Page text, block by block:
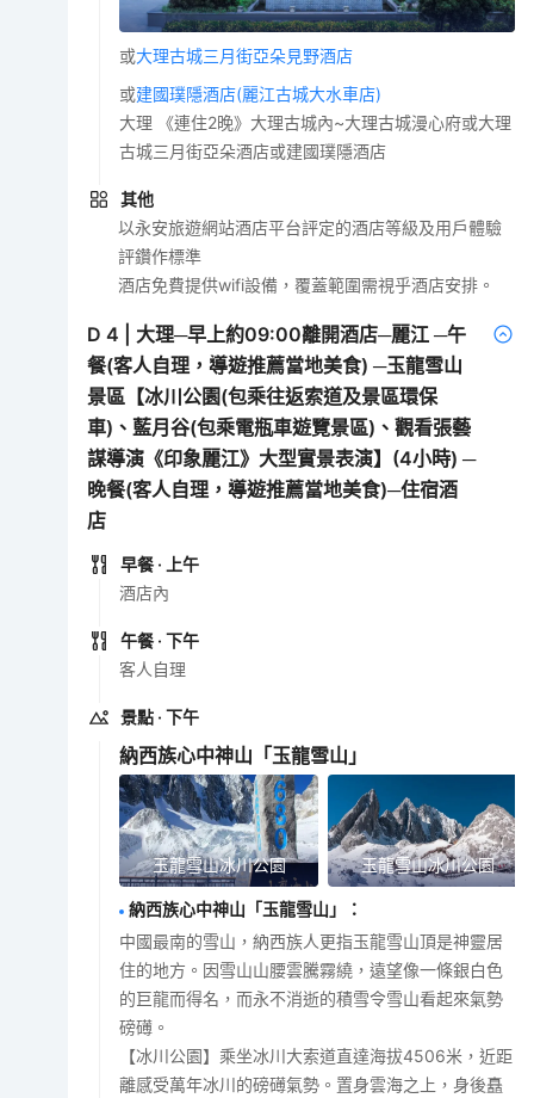
或大理古城三月街亞朵見野酒店
或建國璞隱酒店(麗江古城大水車店)
大理 《連住2晚》大理古城內~大理古城漫心府或大理
古城三月街亞朵酒店或建國璞隱酒店
其他
以永安旅遊網站酒店平台評定的酒店等級及用戶體驗
評鑽作標準
酒店免費提供wifi設備，覆蓋範圍需視乎酒店安排。
D4
大理─早上約09:00離開酒店─麗江 ─午
餐(客人自理，導遊推薦當地美食) ─玉龍雪山
景區【冰川公園(包乘往返索道及景區環保
車)、藍月谷(包乘電瓶車遊覽景區)、觀看張藝
謀導演《印象麗江》大型實景表演】(4小時) ─
晚餐(客人自理，導遊推薦當地美食)─住宿酒
店
早餐 · 上午
酒店內
午餐 · 下午
客人自理
景點 · 下午
納西族心中神山「玉龍雪山」
玉龍雪山冰川公園 玉龍雪山冰川公園
納西族心中神山「玉龍雪山」
：
中國最南的雪山，納西族人更指玉龍雪山頂是神靈居
住的地方。因雪山山腰雲騰霧繞，遠望像一條銀白色
的巨龍而得名，而永不消逝的積雪令雪山看起來氣勢
磅礡。
【冰川公園】乘坐冰川大索道直達海拔4506米，近距
離感受萬年冰川的磅礡氣勢。置身雲海之上，身後矗